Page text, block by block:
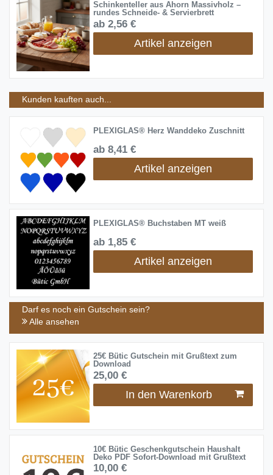
Schinkenteller aus Ahorn Massivholz –
rundes Schneide- & Servierbrett
ab 2,56 €
Artikel anzeigen
Kunden kauften auch...
PLEXIGLAS® Herz Wanddeko Zuschnitt
ab 8,41 €
Artikel anzeigen
PLEXIGLAS® Buchstaben MT weiß
ab 1,85 €
Artikel anzeigen
Darf es noch ein Gutschein sein?
Alle ansehen
25€ Bütic Gutschein mit Grußtext zum
Download
25,00 €
In den Warenkorb
10€ Bütic Geschenkgutschein Haushalt
Deko PDF Sofort-Download mit Grußtext
10,00 €